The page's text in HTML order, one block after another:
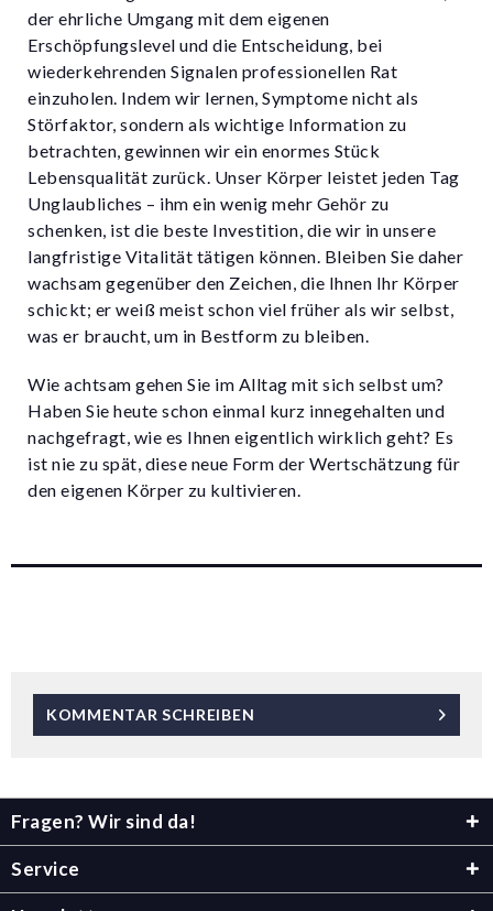
der ehrliche Umgang mit dem eigenen
Erschöpfungslevel und die Entscheidung, bei
wiederkehrenden Signalen professionellen Rat
einzuholen. Indem wir lernen, Symptome nicht als
Störfaktor, sondern als wichtige Information zu
betrachten, gewinnen wir ein enormes Stück
Lebensqualität zurück. Unser Körper leistet jeden Tag
Unglaubliches – ihm ein wenig mehr Gehör zu
schenken, ist die beste Investition, die wir in unsere
langfristige Vitalität tätigen können. Bleiben Sie daher
wachsam gegenüber den Zeichen, die Ihnen Ihr Körper
schickt; er weiß meist schon viel früher als wir selbst,
was er braucht, um in Bestform zu bleiben.
Wie achtsam gehen Sie im Alltag mit sich selbst um?
Haben Sie heute schon einmal kurz innegehalten und
nachgefragt, wie es Ihnen eigentlich wirklich geht? Es
ist nie zu spät, diese neue Form der Wertschätzung für
den eigenen Körper zu kultivieren.
KOMMENTAR SCHREIBEN
Fragen? Wir sind da!
Service